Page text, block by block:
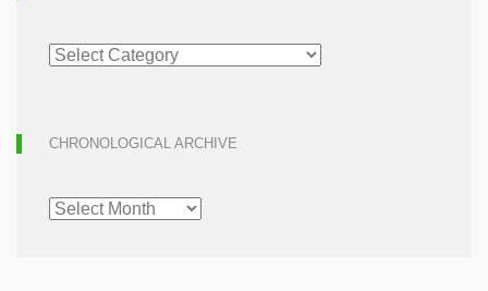
ARTICLE
ARCHIVE
CHRONOLOGICAL ARCHIVE
CHRONOLOGICAL
ARCHIVE